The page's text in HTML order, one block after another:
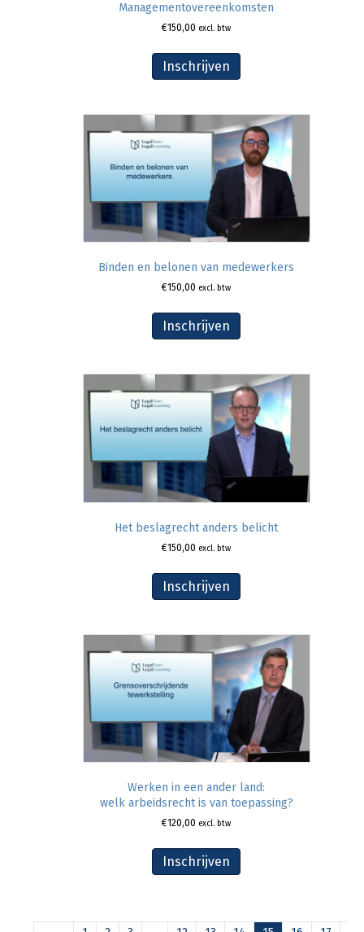
Managementovereenkomsten
€150,00 excl. btw
Inschrijven
Binden en belonen van medewerkers
€150,00 excl. btw
Inschrijven
Het beslagrecht anders belicht
€150,00 excl. btw
Inschrijven
Werken in een ander land:
welk arbeidsrecht is van toepassing?
€120,00 excl. btw
Inschrijven